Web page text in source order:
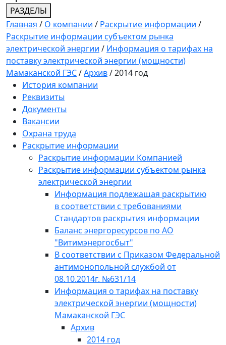
РАЗДЕЛЫ
Главная / О компании / Раскрытие информации /
Раскрытие информации субъектом рынка
электрической энергии / Информация о тарифах на
поставку электрической энергии (мощности)
Мамаканской ГЭС/Архив/2014 год
История компании
Реквизиты
Документы
Вакансии
Охрана труда
Раскрытие информации
Раскрытие информации Компанией
Раскрытие информации субъектом рынка
электрической энергии
Информация подлежащая раскрытию
в соответствии с требованиями
Стандартов раскрытия информации
Баланс энергоресурсов по АО
"Витимэнергосбыт"
В соответствии с Приказом Федеральной
антимонопольной службой от
08.10.2014г. №631/14
Информация о тарифах на поставку
электрической энергии (мощности)
Мамаканской ГЭС
Архив
2014 год